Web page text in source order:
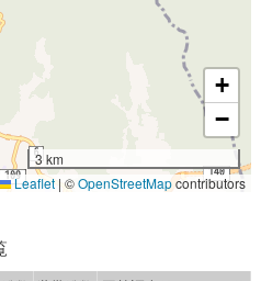
+
−
3 km
Leaflet | ©OpenStreetMapcontributors